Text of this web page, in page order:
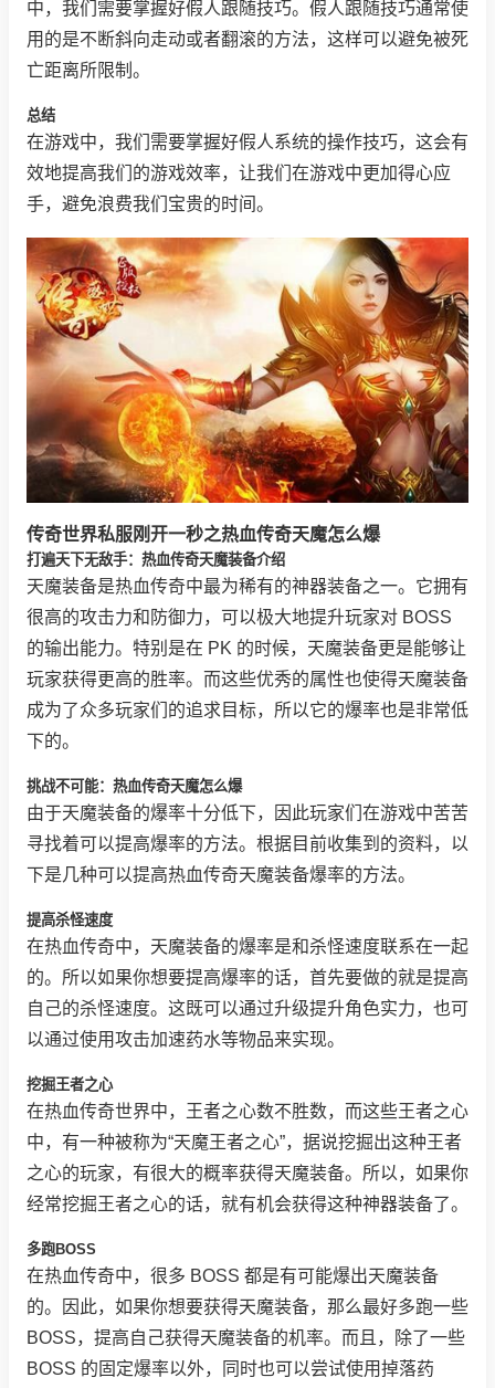
中，我们需要掌握好假人跟随技巧。假人跟随技巧通常使
用的是不断斜向走动或者翻滚的方法，这样可以避免被死
亡距离所限制。
总结
在游戏中，我们需要掌握好假人系统的操作技巧，这会有
效地提高我们的游戏效率，让我们在游戏中更加得心应
手，避免浪费我们宝贵的时间。
传奇世界私服刚开一秒之热血传奇天魔怎么爆
打遍天下无敌手：热血传奇天魔装备介绍
天魔装备是热血传奇中最为稀有的神器装备之一。它拥有
很高的攻击力和防御力，可以极大地提升玩家对 BOSS
的输出能力。特别是在 PK 的时候，天魔装备更是能够让
玩家获得更高的胜率。而这些优秀的属性也使得天魔装备
成为了众多玩家们的追求目标，所以它的爆率也是非常低
下的。
挑战不可能：热血传奇天魔怎么爆
由于天魔装备的爆率十分低下，因此玩家们在游戏中苦苦
寻找着可以提高爆率的方法。根据目前收集到的资料，以
下是几种可以提高热血传奇天魔装备爆率的方法。
提高杀怪速度
在热血传奇中，天魔装备的爆率是和杀怪速度联系在一起
的。所以如果你想要提高爆率的话，首先要做的就是提高
自己的杀怪速度。这既可以通过升级提升角色实力，也可
以通过使用攻击加速药水等物品来实现。
挖掘王者之心
在热血传奇世界中，王者之心数不胜数，而这些王者之心
中，有一种被称为“天魔王者之心”，据说挖掘出这种王者
之心的玩家，有很大的概率获得天魔装备。所以，如果你
经常挖掘王者之心的话，就有机会获得这种神器装备了。
多跑BOSS
在热血传奇中，很多 BOSS 都是有可能爆出天魔装备
的。因此，如果你想要获得天魔装备，那么最好多跑一些
BOSS，提高自己获得天魔装备的机率。而且，除了一些
BOSS 的固定爆率以外，同时也可以尝试使用掉落药